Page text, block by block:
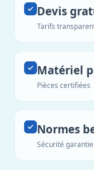
Devis
Tarifs
Matériel
Pièces certifiées
Normes
Sécurité garantie